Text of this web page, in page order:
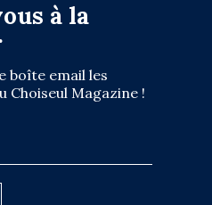
à la
boîte email les
Choiseul Magazine !